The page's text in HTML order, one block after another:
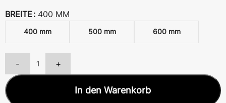
BREITE 400 MM
400 mm 500 mm 600 mm
- +
In den Warenkorb